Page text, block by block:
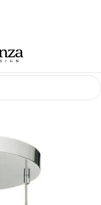
3 Taksit Fırsatı